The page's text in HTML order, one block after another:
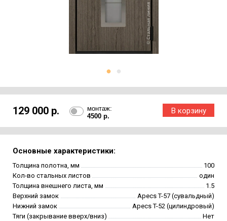
129 000 р.
монтаж:
4500 р.
Основные характеристики:
Толщина полотна, мм
100
Кол-во стальных листов
один
Толщина внешнего листа, мм
1.5
Верхний замок
Apecs T-57 (сувальдный)
Нижний замок
Apecs T-52 (цилиндровый)
Тяги (закрывание вверх/вниз)
Нет